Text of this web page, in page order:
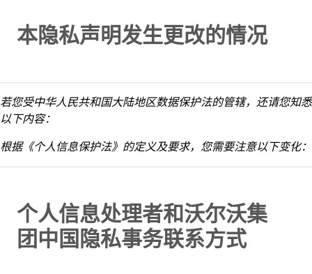
本隐私声明发生更改的情况
若您受中华人民共和国大陆地区数据保护法的管辖，还请您知悉
以下内容：
根据《个人信息保护法》的定义及要求，您需要注意以下变化：
个人信息处理者和沃尔沃集
团中国隐私事务联系方式